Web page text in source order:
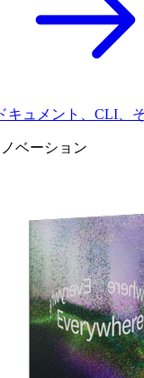
キュメント、CLI、
ベーション